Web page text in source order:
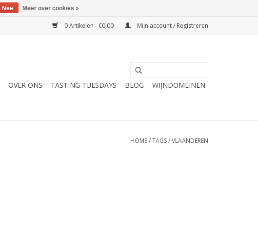
0 Artikelen - €0,00 Mijn account / Registreren
OVER ONS TASTING TUESDAYS BLOG WIJNDOMEINEN
HOME/TAGS/VLAANDEREN
Nee Meer over cookies »